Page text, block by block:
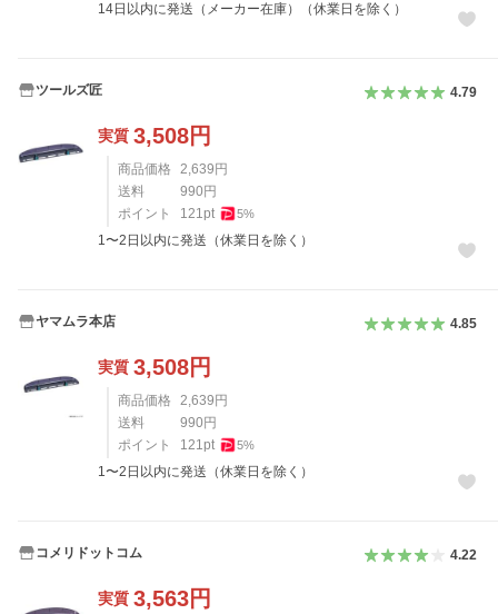
14日以内に発送（メーカー在庫）（休業日を除く）
ツールズ匠 4.79
実質 3,508円
商品価格 2,639 円
送料
990 円
ポイント
121pt 5%
1〜2日以内に発送（休業日を除く）
ヤマムラ本店 4.85
実質 3,508円
商品価格 2,639 円
送料
990 円
ポイント
121pt 5%
1〜2日以内に発送（休業日を除く）
コメリドットコム 4.22
実質 3,563円